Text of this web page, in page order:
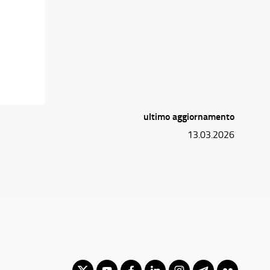
ultimo aggiornamento
13.03.2026